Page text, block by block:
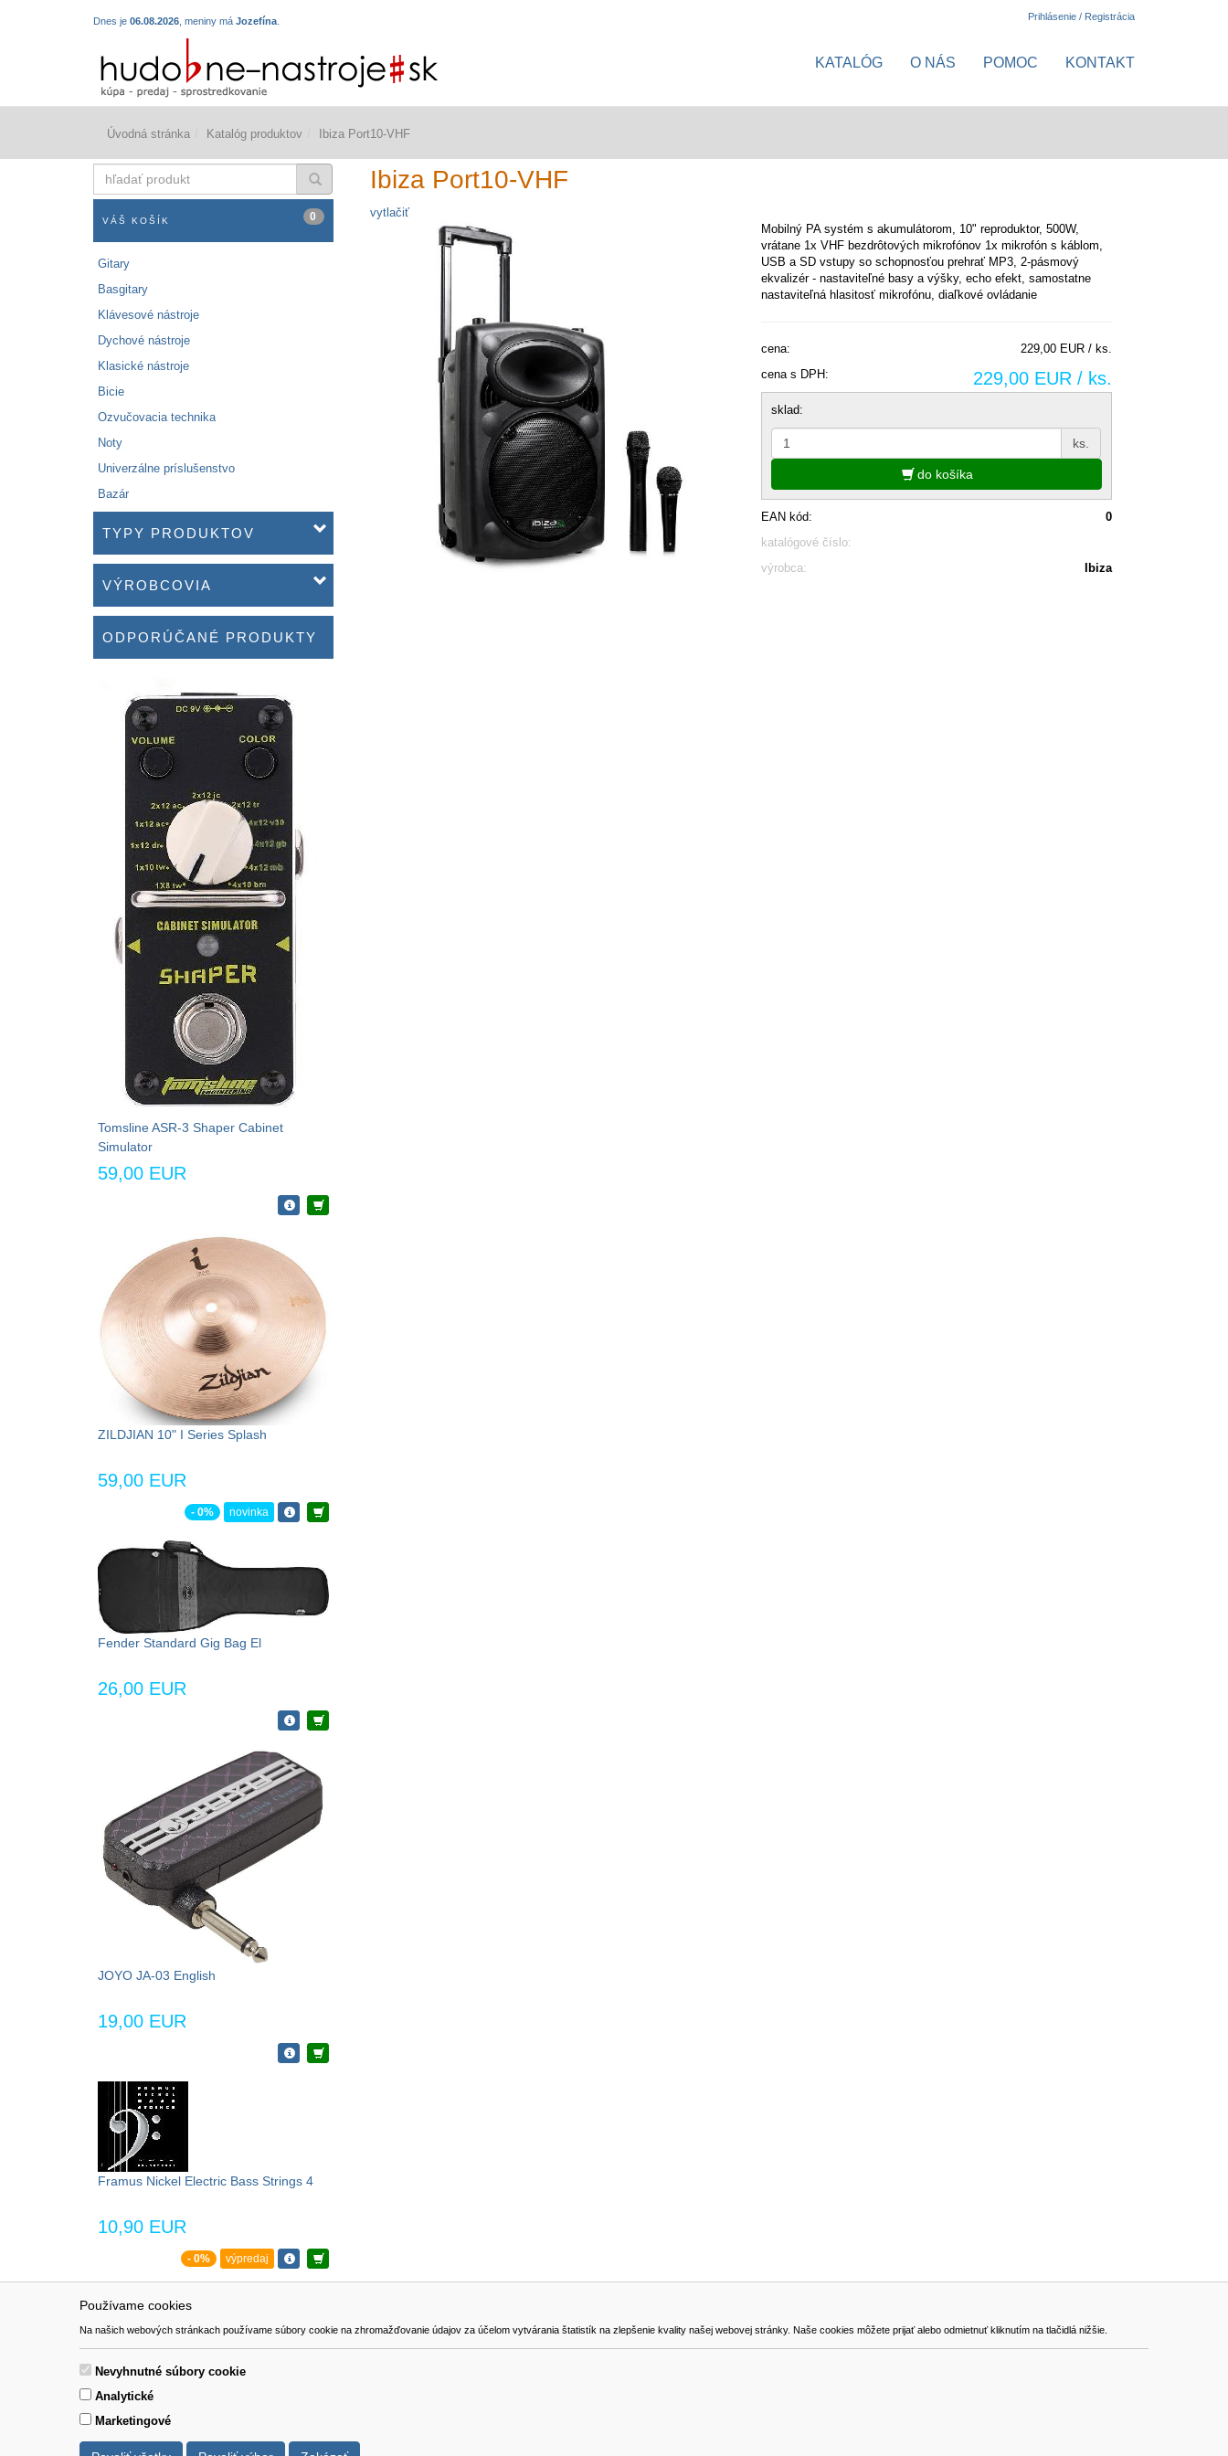
Používame cookies
Na našich webových stránkach používame súbory cookie na zhromažďovanie údajov za účelom vytvárania štatistík na zlepšenie kvality našej webovej stránky. Naše cookies môžete prijať alebo odmietnuť kliknutím na tlačidlá nižšie.
Nevyhnutné súbory cookie
Analytické
Marketingové
Dnes je 06.08.2026 , meniny má Jozefína Prihlásenie / Registrácia
KATALÓG O NÁS POMOC KONTAKT
Úvodná stránka Katalóg produktov Ibiza Port10-VHF
produkt
VÁŠ KOŠÍK 0
Gitary
Basgitary
Klávesové nástroje
Dychové nástroje
Klasické nástroje
Bicie
Ozvučovacia technika
Noty
Univerzálne príslušenstvo
Bazár
TYPY PRODUKTOV
VÝROBCOVIA
ODPORÚČANÉ PRODUKTY
Tomsline ASR-3 Shaper Cabinet
Simulator
59,00 EUR
ZILDJIAN 10" I Series Splash
59,00 EUR
- 0% novinka
Fender Standard Gig Bag El
26,00 EUR
JOYO JA-03 English
19,00 EUR
Framus Nickel Electric Bass Strings 4
10,90 EUR
- 0% výpredaj
Ibiza Port10-VHF
vytlačiť
Mobilný PA systém s akumulátorom, 10" reproduktor, 500W,
vrátane 1x VHF bezdrôtových mikrofónov 1x mikrofón s káblom,
USB a SD vstupy so schopnosťou prehrať MP3, 2-pásmový
ekvalizér - nastaviteľné basy a výšky, echo efekt, samostatne
nastaviteľná hlasitosť mikrofónu, diaľkové ovládanie
cena:
229,00 EUR / ks.
cena s DPH:
229,00 EUR / ks.
sklad:
ks.
do košíka
EAN kód:
0
katalógové číslo:
výrobca:
Ibiza
Pomoc
Kontakt